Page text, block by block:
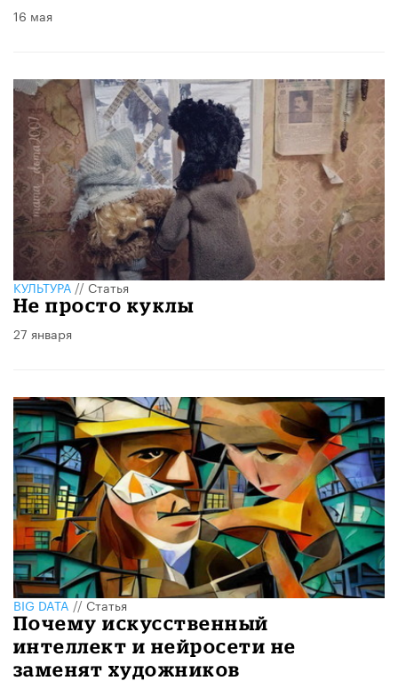
16 мая
КУЛЬТУРА//Статья
Не просто куклы
27 января
BIG DATA//Статья
Почему искусственный
интеллект и нейросети не
заменят художников